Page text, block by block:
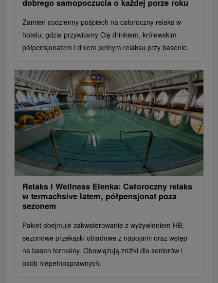
dobrego samopoczucia o każdej porze roku
Zamień codzienny pośpiech na całoroczny relaks w
hotelu, gdzie przywitamy Cię drinkiem, królewskim
półpensjonatem i dniem pełnym relaksu przy basenie.
Relaks i Wellness Elenka: Całoroczny relaks
w termachsive latem, półpensjonat poza
sezonem
Pakiet obejmuje zakwaterowanie z wyżywieniem HB,
sezonowe przekąski obiadowe z napojami oraz wstęp
na basen termalny. Obowiązują zniżki dla seniorów i
osób niepełnosprawnych.